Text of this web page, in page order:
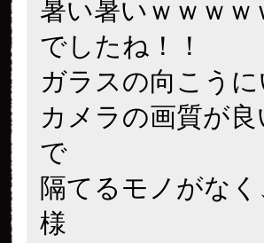
暑い暑いｗｗｗ
でしたね！！
ガラスの向こう
カメラの画質が
で
隔てるモノがな
様